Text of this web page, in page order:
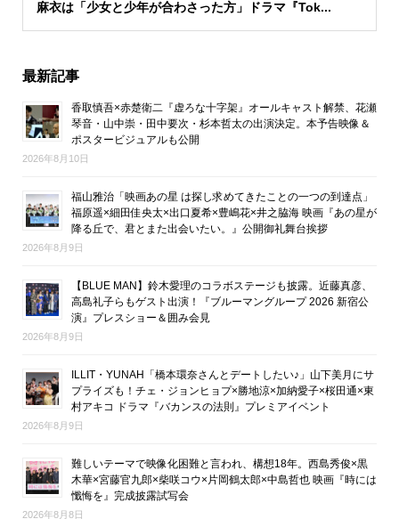
麻衣は「少女と少年が合わさった方」ドラマ『Tok...
最新記事
香取慎吾×赤楚衛二『虚ろな十字架』オールキャスト解禁、花瀬
琴音・山中崇・田中要次・杉本哲太の出演決定。本予告映像＆
ポスタービジュアルも公開
2026年8月10日
福山雅治「映画あの星 は探し求めてきたことの一つの到達点」
福原遥×細田佳央太×出口夏希×豊嶋花×井之脇海 映画『あの星が
降る丘で、君とまた出会いたい。』公開御礼舞台挨拶
2026年8月9日
【BLUE MAN】鈴木愛理のコラボステージも披露。近藤真彦、
高島礼子らもゲスト出演！『ブルーマングループ 2026 新宿公
演』プレスショー＆囲み会見
2026年8月9日
ILLIT・YUNAH「橋本環奈さんとデートしたい♪」山下美月にサ
プライズも！チェ・ジョンヒョプ×勝地涼×加納愛子×桜田通×東
村アキコ ドラマ『バカンスの法則』プレミアイベント
2026年8月9日
難しいテーマで映像化困難と言われ、構想18年。西島秀俊×黒
木華×宮藤官九郎×柴咲コウ×片岡鶴太郎×中島哲也 映画『時には
懺悔を』完成披露試写会
2026年8月8日